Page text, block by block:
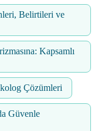
Belirtileri ve
Kapsamlı
Çözümleri
Güvenle